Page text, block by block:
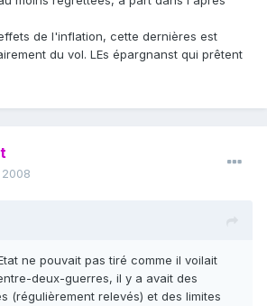
de l'inflation, cette dernières est
du vol. LEs épargnanst qui prêtent
ne pouvait pas tiré comme il voilait
deux-guerres, il y a avait des
(régulièrement relevés) et des limites